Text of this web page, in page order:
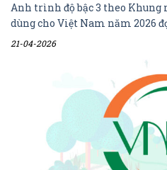
Anh trình độ bậc 3 theo Khung
dùng cho Việt Nam năm 2026
21-04-2026